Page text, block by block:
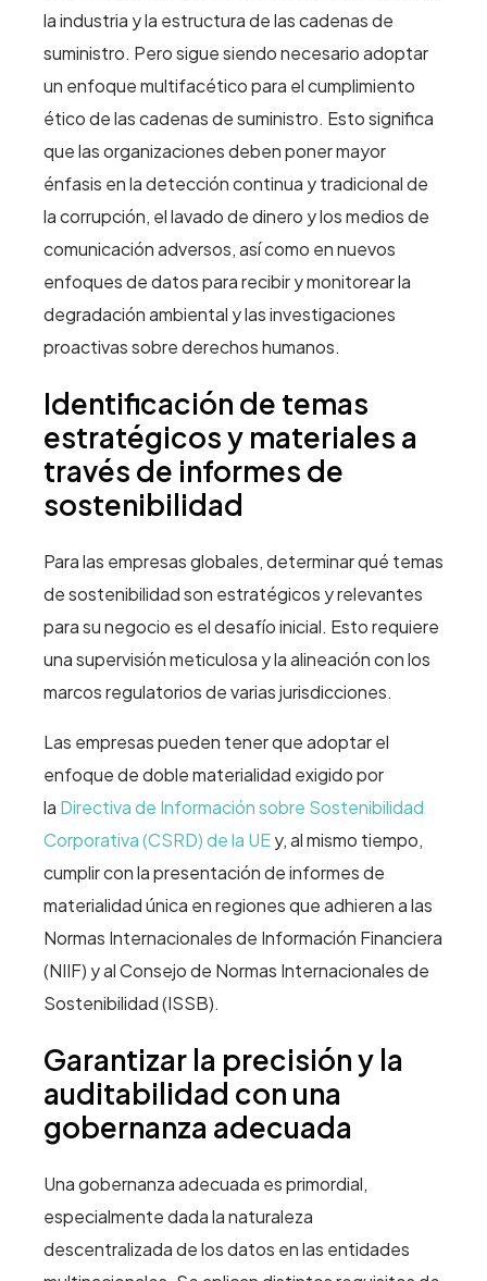
la industria y la estructura de las cadenas de
suministro. Pero sigue siendo necesario adoptar
un enfoque multifacético para el cumplimiento
ético de las cadenas de suministro. Esto significa
que las organizaciones deben poner mayor
énfasis en la detección continua y tradicional de
la corrupción, el lavado de dinero y los medios de
comunicación adversos, así como en nuevos
enfoques de datos para recibir y monitorear la
degradación ambiental y las investigaciones
proactivas sobre derechos humanos.
Identificación de temas
estratégicos y materiales a
través de informes de
sostenibilidad
Para las empresas globales, determinar qué temas
de sostenibilidad son estratégicos y relevantes
para su negocio es el desafío inicial. Esto requiere
una supervisión meticulosa y la alineación con los
marcos regulatorios de varias jurisdicciones.
Las empresas pueden tener que adoptar el
enfoque de doble materialidad exigido por
la Directiva de Información sobre Sostenibilidad
Corporativa (CSRD) de la UEy, al mismo tiempo,
cumplir con la presentación de informes de
materialidad única en regiones que adhieren a las
Normas Internacionales de Información Financiera
(NIIF) y al Consejo de Normas Internacionales de
Sostenibilidad (ISSB).
Garantizar la precisión y la
auditabilidad con una
gobernanza adecuada
Una gobernanza adecuada es primordial,
especialmente dada la naturaleza
descentralizada de los datos en las entidades